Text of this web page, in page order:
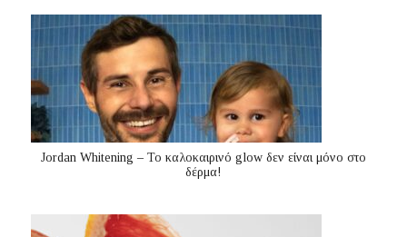
Jordan Whitening – Το καλοκαιρινό glow δεν είναι μόνο στο
δέρμα!